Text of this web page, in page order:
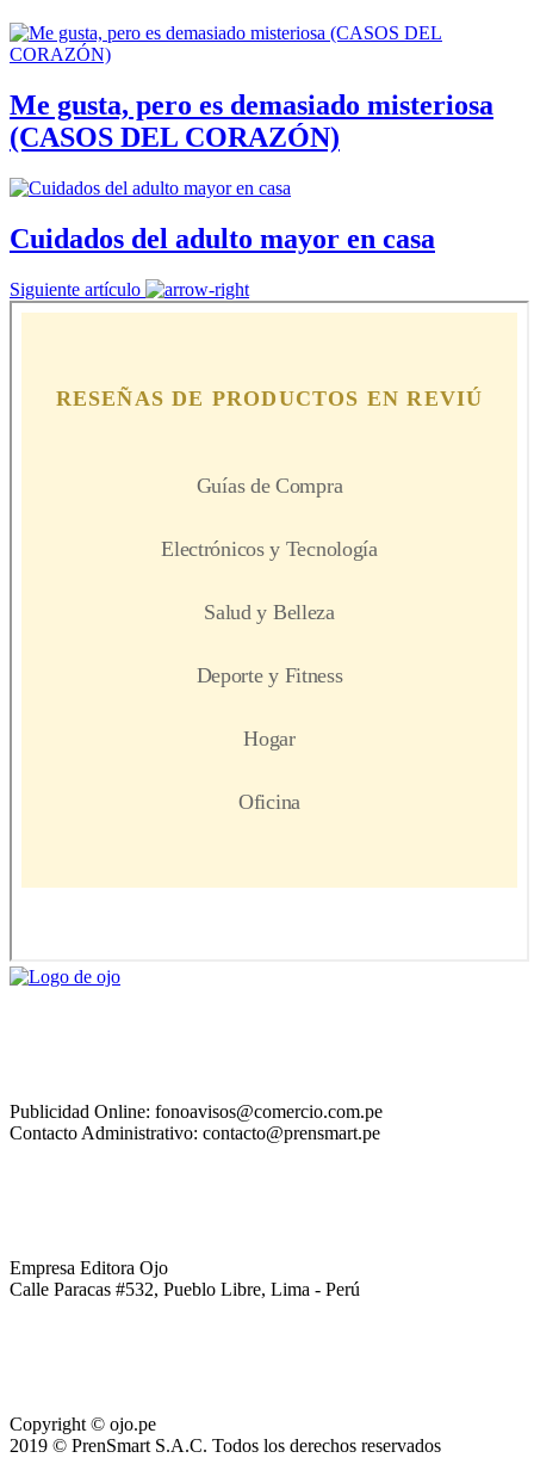
Me gusta, pero es demasiado misteriosa
(CASOS DEL CORAZÓN)
Cuidados del adulto mayor en casa
Siguiente artículo
Publicidad Online: fonoavisos@comercio.com.pe
Contacto Administrativo: contacto@prensmart.pe
Empresa Editora Ojo
Calle Paracas #532, Pueblo Libre, Lima - Perú
Copyright © ojo.pe
2019 © PrenSmart S.A.C. Todos los derechos reservados